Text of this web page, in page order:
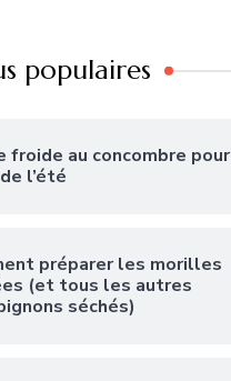
populaires
froide au concombre pour
l’été
préparer les morilles
(et tous les autres
séchés)